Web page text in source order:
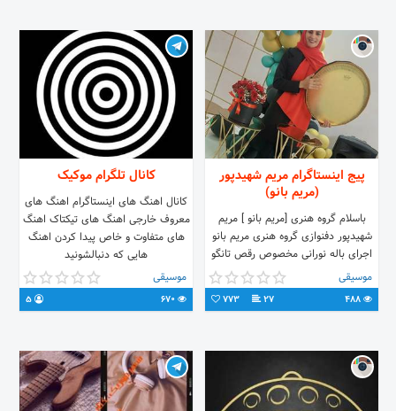
پیج اینستاگرام مریم شهیدپور
(مریم بانو)
باسلام گروه هنری [مریم بانو ] مریم
شهیدپور دفنوازی گروه هنری مریم بانو
اجرای باله نورانی مخصوص رقص تانگو
عروس و داماد ٪۱۰۰دفنوازی🌸 در تمام
نقاط شهر نیشابور شماره تماس
09158316145 خانم شهیدپور
موسیقی
27
773
کانال تلگرام موکیک
کانال اهنگ های اینستاگرام اهنگ های
معروف خارجی اهنگ های تیکتاک اهنگ
های متفاوت و خاص پیدا کردن اهنگ
هایی که دنبالشونید
موسیقی